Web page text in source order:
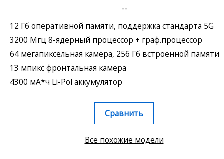
--
12 Гб оперативной памяти, поддержка стандарта 5G
3200 Мгц 8-ядерный процессор + граф.процессор
64 мегапиксельная камера, 256 Гб встроенной памяти
13 мпикс фронтальная камера
4300 мА*ч Li-Pol аккумулятор
Сравнить
Все похожие модели